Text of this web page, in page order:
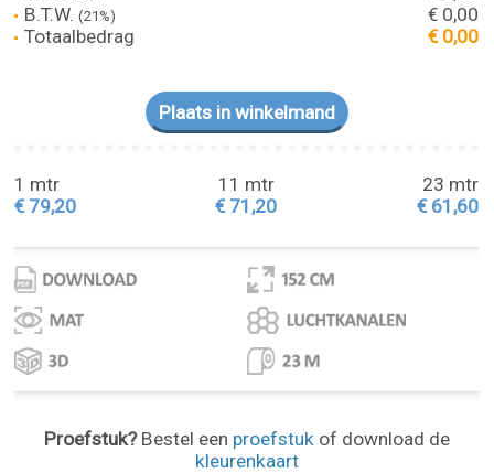
B.T.W.(21%)
€ 0,00
Totaalbedrag
€ 0,00
1 mtr
€ 79,20
11 mtr
€ 71,20
23 mtr
€ 61,60
Proefstuk?Bestel een proefstukof download de
kleurenkaart